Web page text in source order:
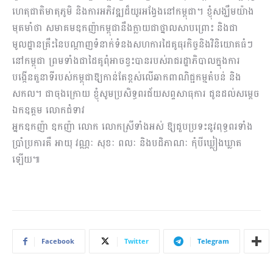
ហេតុ​​ជាតិមាតុភូមិ និងការអភិវឌ្ឍដ៏យូរអង្វែងនៅកម្ពុជា។ ខ្ញុំសង្ឃឹមយ៉ាង
មុតមាំថា ​សមាគមឧកញ៉ាកម្ពុជានឹងក្លាយជាថ្នាលសាបព្រោះ និងជា
មូលដ្ឋានគ្រឹះនៃបណ្តាញទំនាក់ទំនងសហការដៃគូធុរកិច្ចនិងវិនិយោគធំៗ
នៅកម្ពុជា ព្រមទាំងជាដៃគូ​​​ពុំអាចខ្វះបានរបស់រាជរដ្ឋាភិបាលក្នុងការ
បង្កើនតួនាទីរបស់កម្ពុជាឱ្យកាន់តែខ្ពស់លើឆាកពាណិជ្ជកម្មតំបន់ និង
សកល។​ ជាចុងក្រោយ​ ខ្ញុំសូម​​ប្រសិទ្ធពរជ័យសព្ទសាធុការ ជូនដល់សម្តេច
ឯកឧត្តម លោកជំទាវ
អ្នកឧកញ៉ា ឧកញ៉ា លោក លោកស្រីទាំងអស់ ឱ្យជួបប្រទះនូវពុទ្ធពរទាំង
ប្រាំប្រការគឺ អាយុ វណ្ណៈ សុខៈ ពលៈ និងបដិភាណៈ កុំបីឃ្លៀងឃ្លាត
ឡើយ៕
Facebook Twitter Telegram